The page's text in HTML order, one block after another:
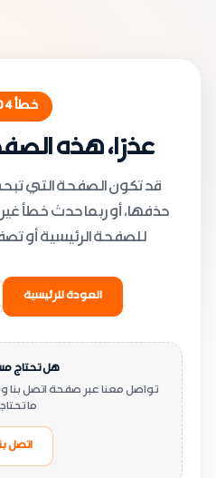
خطأ
عذرًا، هذه
قد تكون الصفحة التي
حذفها، أو ربما حدث خطأ
للصفحة الرئيسية أو
العودة للرئيسية
هل تحتاج
تواصل معنا عبر صفحة اتصل
ما
اتصل